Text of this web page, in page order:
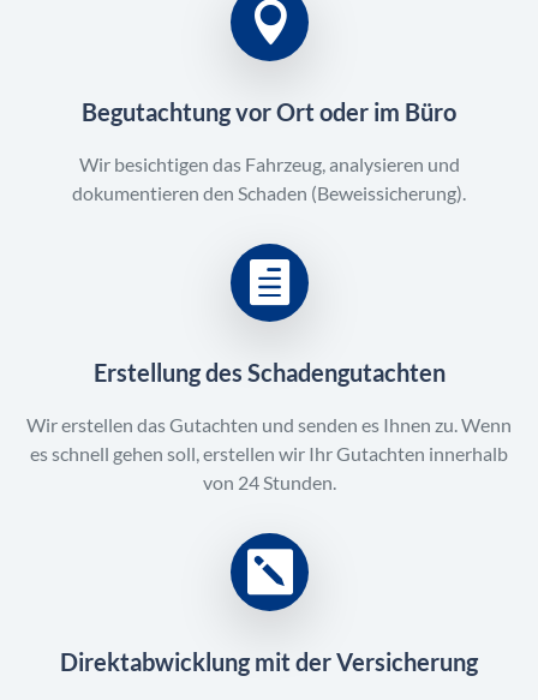
Begutachtung vor Ort oder im Büro
Wir besichtigen das Fahrzeug, analysieren und
dokumentieren den Schaden (Beweissicherung).
Erstellung des Schadengutachten
Wir erstellen das Gutachten und senden es Ihnen zu. Wenn
es schnell gehen soll, erstellen wir Ihr Gutachten innerhalb
von 24 Stunden.
Direktabwicklung mit der Versicherung